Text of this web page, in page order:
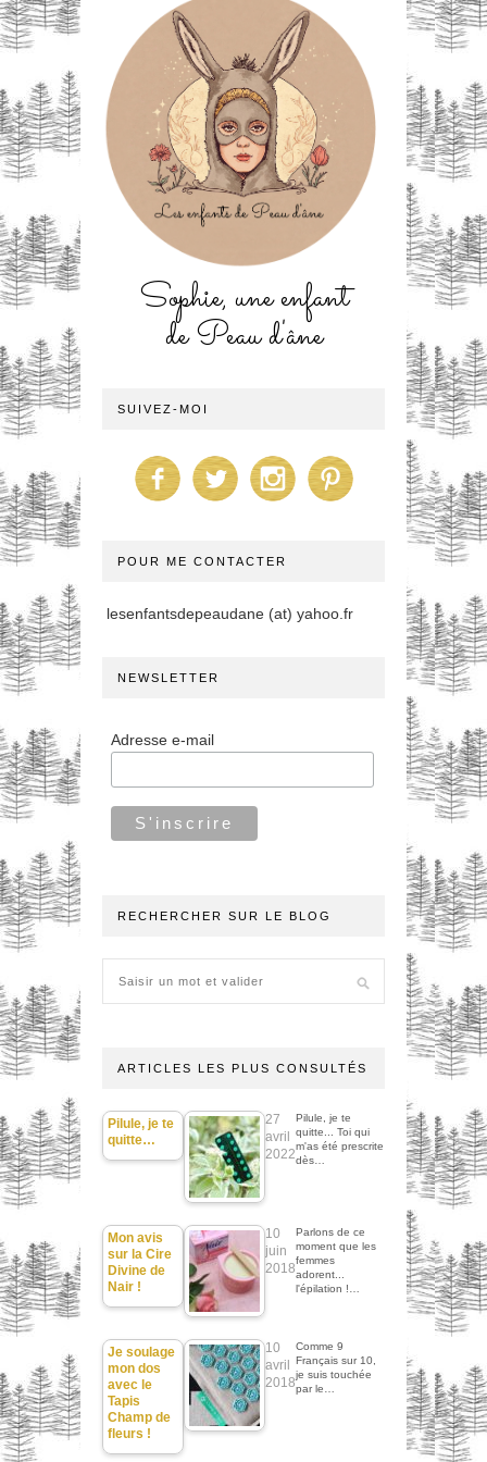
Sophie, une enfant
de Peau d'âne
SUIVEZ-MOI
POUR ME CONTACTER
lesenfantsdepeaudane (at) yahoo.fr
NEWSLETTER
Adresse e-mail
RECHERCHER SUR LE BLOG
ARTICLES LES PLUS CONSULTÉS
Pilule, je te
quitte…
27
avril
2022
Pilule, je te
quitte... Toi qui
m'as été prescrite
dès…
Mon avis
sur la Cire
Divine de
Nair !
10
juin
2018
Parlons de ce
moment que les
femmes
adorent...
l'épilation !…
Je soulage
mon dos
avec le
Tapis
Champ de
fleurs !
10
avril
2018
Comme 9
Français sur 10,
je suis touchée
par le…